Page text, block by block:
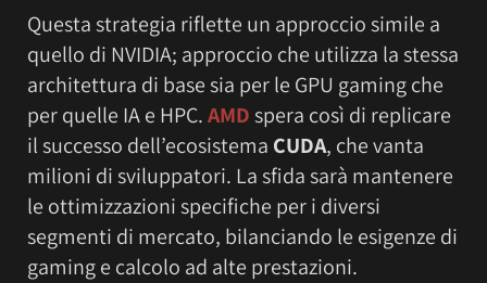
Questa strategia riflette un approccio simile a
quello di NVIDIA; approccio che utilizza la stessa
architettura di base sia per le GPU gaming che
per quelle IA e HPC.AMDspera così di replicare
il successo dell’ecosistema CUDA, che vanta
milioni di sviluppatori. La sfida sarà mantenere
le ottimizzazioni specifiche per i diversi
segmenti di mercato, bilanciando le esigenze di
gaming e calcolo ad alte prestazioni.